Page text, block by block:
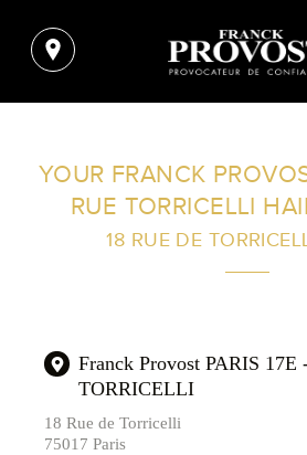
FILTER
YOUR FRANCK
RUE TORRICELLI
18 RUE DE
Franck Provost PARIS 17E
TORRICELLI
18 Rue de Torricelli
75017 Paris